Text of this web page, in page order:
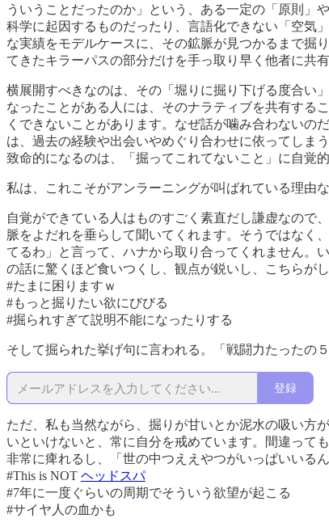
ういうことだったのか」という、ある一定の「原則」
科学に起因するものだったり、言語化できない「空気
な実績をモデルケースに、その鉱脈が見つかるまで掘
てきたキラーパスの部分だけを手っ取り早く他者に共
横展開すべきなのは、その「堀りに掘り下げる度合い
なったことがある人には、そのナラティブを共有する
くできないことがあります。なぜ話が噛み合わないの
は、過去の経験や出会いやめぐり合わせに依ってしま
致命的になるのは、「掘ってこれてないこと」に自覚
私は、これこそがアンラーニングが叫ばれている理由
自覚ができている人はものすごく素直だし謙虚なので
脈をよだれを垂らして聞いてくれます。そうではなく
てるわ」と言って、ハナから取り合ってくれません。
の話に驚くほど食いつくし、観点が鋭いし、こちらが
#たまに困りますｗ
#もっと掘りたい欲にびびる
#掘られすぎて説明不能になったりする
そして掘られた挙げ句に言われる。「戦闘力たったの
登録
ただ、私も当然ながら、掘りが甘いとか泥水の吸い方
いといけないと、常に自分を戒めています。間違って
非常に痺れるし、「世の中つええやつがいっぱいいる
#This is NOT ヘッドスパ
#7年に一度ぐらいの周期でそういう欲望が起こる
#サイヤ人の血かも